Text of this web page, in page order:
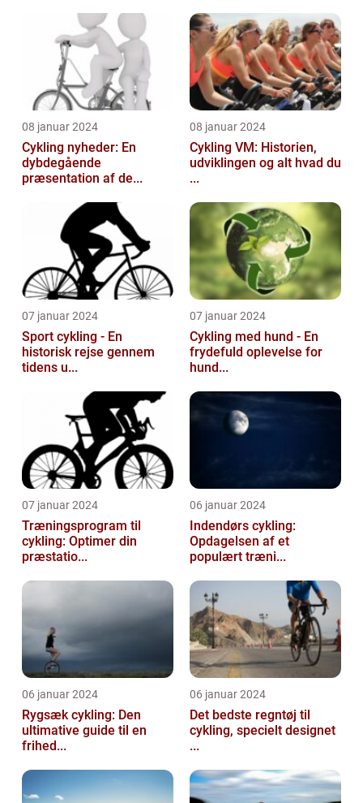
08 januar 2024
Cykling nyheder: En
dybdegående
præsentation af de...
08 januar 2024
Cykling VM: Historien,
udviklingen og alt hvad du
...
07 januar 2024
Sport cykling - En
historisk rejse gennem
tidens u...
07 januar 2024
Cykling med hund - En
frydefuld oplevelse for
hund...
07 januar 2024
Træningsprogram til
cykling: Optimer din
præstatio...
06 januar 2024
Indendørs cykling:
Opdagelsen af et
populært træni...
06 januar 2024
Rygsæk cykling: Den
ultimative guide til en
frihed...
06 januar 2024
Det bedste regntøj til
cykling, specielt designet
...